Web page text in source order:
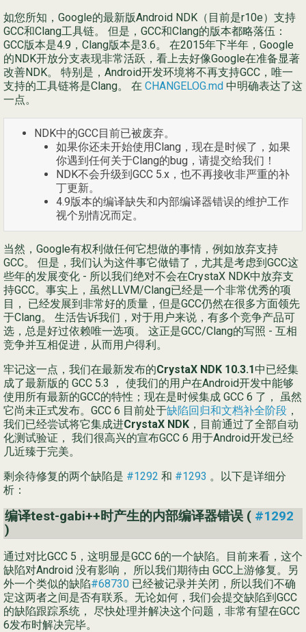
简
如您所知，Google的最新版Android NDK（目前是r10e）支持
GCC和Clang工具链。 但是，GCC和Clang的版本都略落伍：
GCC版本是4.9，Clang版本是3.6。 在2015年下半年，Google
的NDK开放分支表现非常活跃，看上去好像Google在准备显著
改善NDK。 特别是，Android开发环境将不再支持GCC，唯一
支持的工具链将是Clang。 在 CHANGELOG.md 中明确表达了这
一点。
NDK中的GCC目前已被废弃。
如果你还未开始使用Clang，现在是时候了，如果
你遇到任何关于Clang的bug，请提交给我们！
NDK不会升级到GCC 5.x，也不再接收非严重的补
丁更新。
4.9版本的编译缺失和内部编译器错误的维护工作
视个别情况而定。
当然，Google有权利做任何它想做的事情，例如放弃支持
GCC。 但是，我们认为这件事它做错了，尤其是考虑到GCC这
些年的发展变化 - 所以我们绝对不会在CrystaX NDK中放弃支
持GCC。事实上，虽然LLVM/Clang已经是一个非常优秀的项
目， 已经发展到非常好的质量，但是GCC仍然在很多方面领先
于Clang。 生活告诉我们，对于用户来说，有多个竞争产品可
选，总是好过依赖唯一选项。 这正是GCC/Clang的写照 - 互相
竞争并互相促进，从而用户得利。
牢记这一点，我们在最新发布的CrystaX NDK 10.3.1中已经集
成了最新版的 GCC 5.3 ， 使我们的用户在Android开发中能够
使用所有最新的GCC的特性；现在是时候集成 GCC 6 了， 虽然
它尚未正式发布。GCC 6 目前处于缺陷回归和文档补全阶段 ，
我们已经尝试将它集成进CrystaX NDK ，目前通过了全部自动
化测试验证， 我们很高兴的宣布GCC 6 用于Android开发已经
几近臻于完美。
剩余待修复的两个缺陷是 #1292 和 #1293 。以下是详细分
析：
编译test-gabi++时产生的内部编译器错误 ( #1292
)
通过对比GCC 5，这明显是GCC 6的一个缺陷。目前来看，这个
缺陷对Android 没有影响， 所以我们期待由 GCC上游修复。另
外一个类似的缺陷#68730 已经被记录并关闭，所以我们不确
定这两者之间是否有联系。无论如何，我们会提交缺陷到GCC
的缺陷跟踪系统， 尽快处理并解决这个问题，非常有望在GCC
6发布时解决完毕。